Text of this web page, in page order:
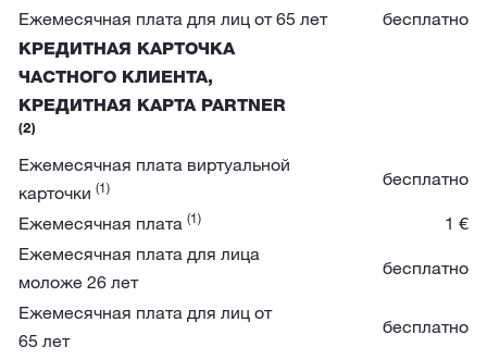
Ежемесячная плата для лиц от 65 лет бесплатно
КРЕДИТНАЯ КАРТОЧКА
ЧАСТНОГО КЛИЕНТА,
КРЕДИТНАЯ КАРТА PARTNER
(2)
Ежемесячная плата виртуальной
карточки (1) бесплатно
Ежемесячная плата (1)
1 €
Ежемесячная плата для лица
моложе 26 лет
бесплатно
Ежемесячная плата для лиц от
65 лет
бесплатно